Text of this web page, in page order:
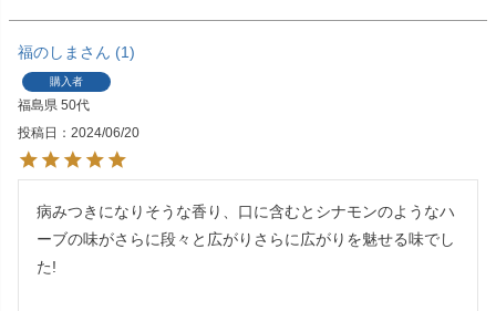
福のしま 1
購入者
福島県 50代
投稿日
2024/06/20
病みつきになりそうな香り、口に含むとシナモンのようなハ
ーブの味がさらに段々と広がりさらに広がりを魅せる味でし
た!